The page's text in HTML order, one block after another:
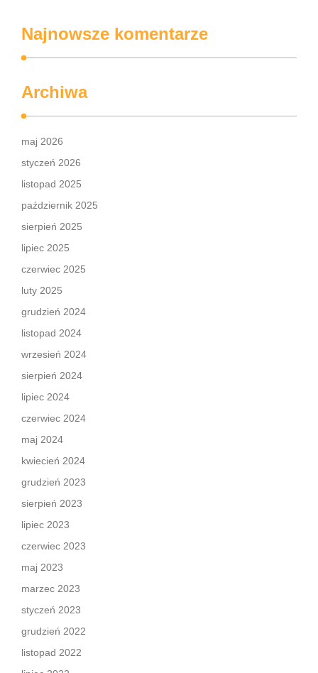
Najnowsze komentarze
Archiwa
maj 2026
styczeń 2026
listopad 2025
październik 2025
sierpień 2025
lipiec 2025
czerwiec 2025
luty 2025
grudzień 2024
listopad 2024
wrzesień 2024
sierpień 2024
lipiec 2024
czerwiec 2024
maj 2024
kwiecień 2024
grudzień 2023
sierpień 2023
lipiec 2023
czerwiec 2023
maj 2023
marzec 2023
styczeń 2023
grudzień 2022
listopad 2022